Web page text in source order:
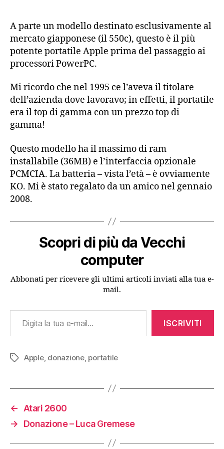
A parte un modello destinato esclusivamente al
mercato giapponese (il 550c), questo è il più
potente portatile Apple prima del passaggio ai
processori PowerPC.
Mi ricordo che nel 1995 ce l’aveva il titolare
dell’azienda dove lavoravo; in effetti, il portatile
era il top di gamma con un prezzo top di
gamma!
Questo modello ha il massimo di ram
installabile (36MB) e l’interfaccia opzionale
PCMCIA. La batteria – vista l’età – è ovviamente
KO. Mi è stato regalato da un amico nel gennaio
2008.
Scopri di più da Vecchi
computer
Abbonati per ricevere gli ultimi articoli inviati alla tua e-
mail.
Digita la tua e-mail...
ISCRIVITI
Tag Apple, donazione, portatile
←
Atari 2600
→
Donazione – Luca Gremese